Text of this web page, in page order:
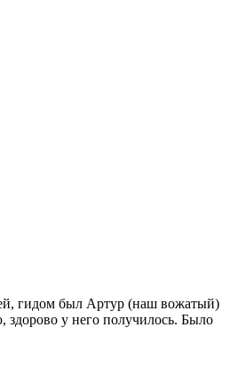
гидом был Артур (наш вожатый)
здорово у него получилось. Было